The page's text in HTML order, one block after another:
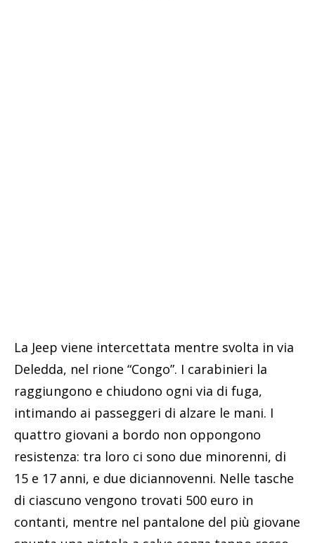
La Jeep viene intercettata mentre svolta in via
Deledda, nel rione “Congo”. I carabinieri la
raggiungono e chiudono ogni via di fuga,
intimando ai passeggeri di alzare le mani. I
quattro giovani a bordo non oppongono
resistenza: tra loro ci sono due minorenni, di
15 e 17 anni, e due diciannovenni. Nelle tasche
di ciascuno vengono trovati 500 euro in
contanti, mentre nel pantalone del più giovane